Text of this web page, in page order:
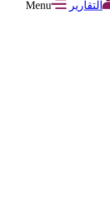
التقارير
Menu